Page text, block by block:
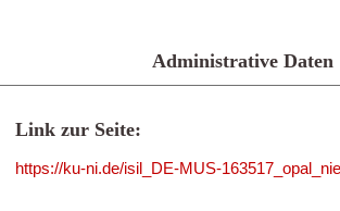
Administrative Daten
Link zur Seite:
https://ku-ni.de/isil_DE-MUS-